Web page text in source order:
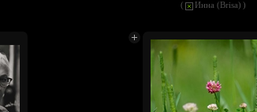
( Инна (Brisa) )